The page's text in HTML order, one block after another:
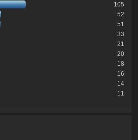
105
52
51
33
21
20
18
16
14
11